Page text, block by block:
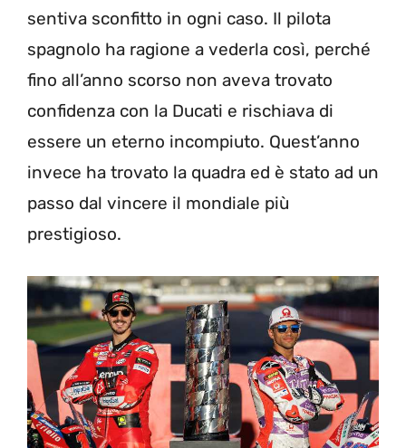
sentiva sconfitto in ogni caso. Il pilota
spagnolo ha ragione a vederla così, perché
fino all’anno scorso non aveva trovato
confidenza con la Ducati e rischiava di
essere un eterno incompiuto. Quest’anno
invece ha trovato la quadra ed è stato ad un
passo dal vincere il mondiale più
prestigioso.